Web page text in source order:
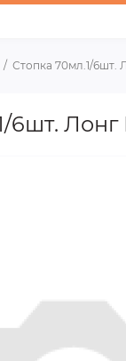
Стопка 70мл.1/6шт.
6шт. Лонг